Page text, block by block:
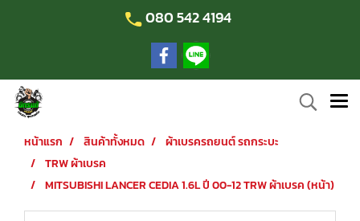
080 542 4194
หน้าแรก สินค้าทั้งหมด
ผ้าเบรครถยนต์ รถกระบะ
TRW ผ้าเบรค
MITSUBISHI LANCER CEDIA 1.6L ปี 00-12 TRW ผ้าเบรค (หน้า)